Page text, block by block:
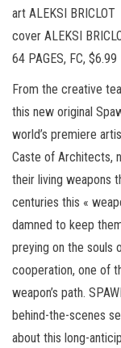
art ALEKSI BRICLOT
cover ALEKSI
64 PAGES, FC, $6.99
From the creative
this new original
world’s premiere
Caste of Architects,
their living weapons
centuries this «
damned to keep
preying on the souls
cooperation, one of
weapon’s path.
behind-the-scenes
about this long-